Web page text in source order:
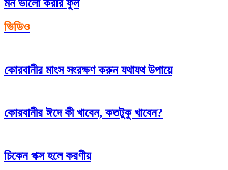
মন ভালো করার ফুল
ভিডিও
কোরবানীর মাংস সংরক্ষণ করুন যথাযথ উপায়ে
কোরবানীর ঈদে কী খাবেন, কতটুকু খাবেন?
চিকেন পক্স হলে করণীয়